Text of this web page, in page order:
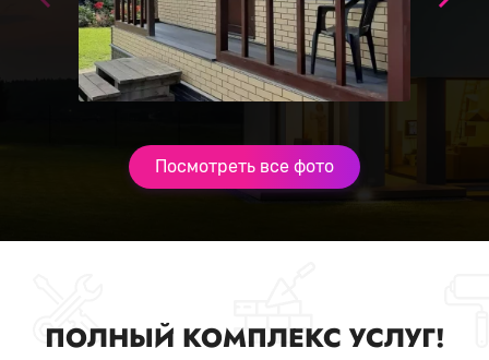
Посмотреть все фото
ПОЛНЫЙ КОМПЛЕКС УСЛУГ!